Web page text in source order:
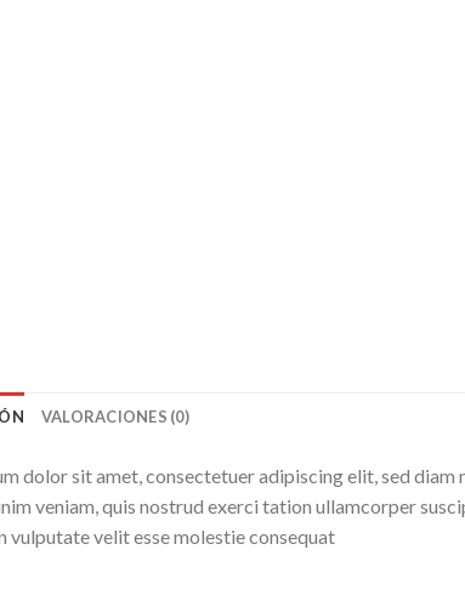
VALORACIONES (0)
dolor sit amet, consectetuer adipiscing elit, sed
veniam, quis nostrud exerci tation ullamcorper
vulputate velit esse molestie consequat